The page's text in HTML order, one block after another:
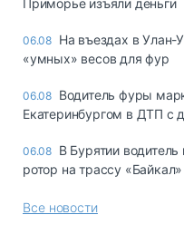
Приморье изъяли деньги
06.08 Ha въeздax в Улaн-
«yмныx» вecoв для фyp
06.08 Водитель фуры
Екатеринбургом в ДТП с
06.08 В Бурятии водитель
ротор на трассу «Байкал»
Все новости